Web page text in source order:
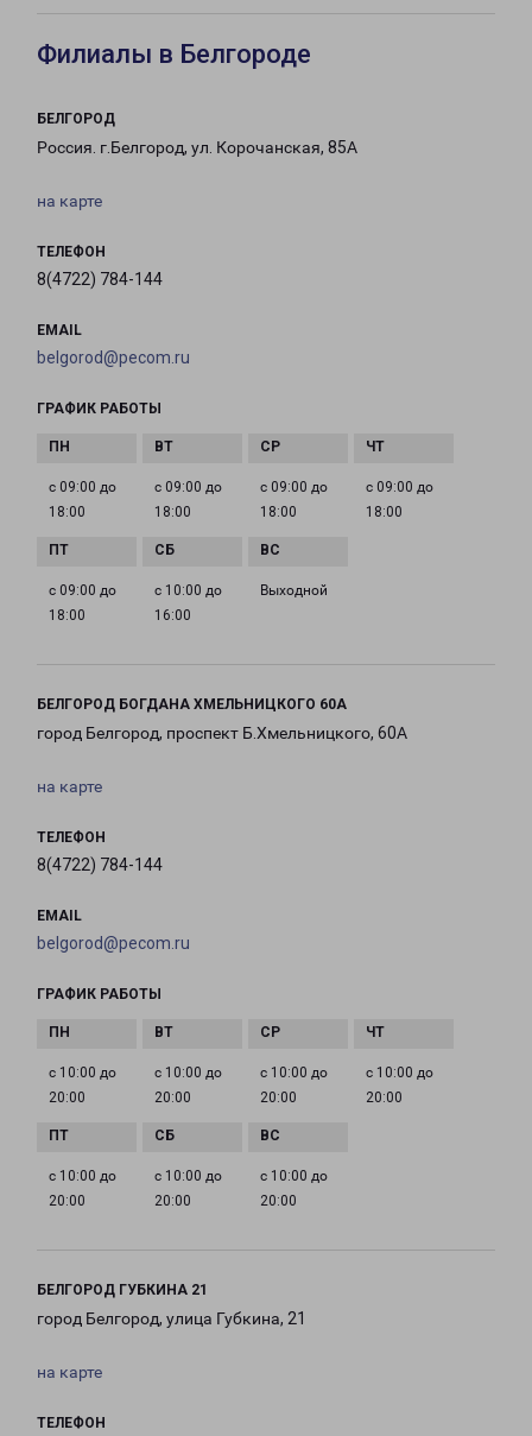
Филиалы в Белгороде
БЕЛГОРОД
Россия. г.Белгород, ул. Корочанская, 85А
на карте
ТЕЛЕФОН
8(4722) 784-144
EMAIL
belgorod@pecom.ru
ГРАФИК РАБОТЫ
с 09:00 до
18:00
с 09:00 до
18:00
с 09:00 до
18:00
с 09:00 до
18:00
с 09:00 до
18:00
с 10:00 до
16:00
Выходной
БЕЛГОРОД БОГДАНА ХМЕЛЬНИЦКОГО 60А
город Белгород, проспект Б.Хмельницкого, 60А
на карте
ТЕЛЕФОН
8(4722) 784-144
EMAIL
belgorod@pecom.ru
ГРАФИК РАБОТЫ
с 10:00 до
20:00
с 10:00 до
20:00
с 10:00 до
20:00
с 10:00 до
20:00
с 10:00 до
20:00
с 10:00 до
20:00
с 10:00 до
20:00
БЕЛГОРОД ГУБКИНА 21
город Белгород, улица Губкина, 21
на карте
ТЕЛЕФОН